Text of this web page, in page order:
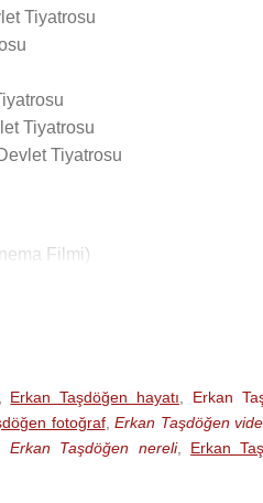
Tiyatrosu
Tiyatrosu
Tiyatrosu
Filmi)
Filmi)
) (Sinema Filmi)
Erkan Taşdöğen hayatı Erkan
fotoğraf,Erkan Taşdöğen
Erkan Taşdöğen nereli, Erkan